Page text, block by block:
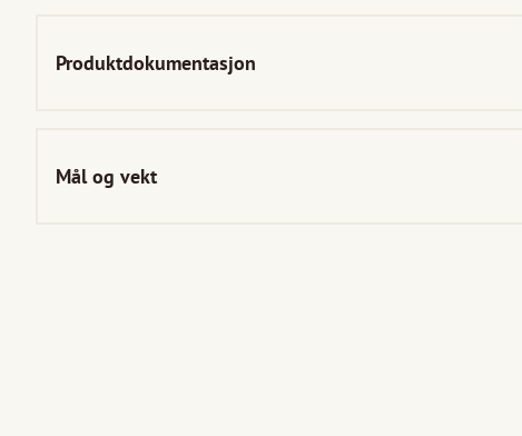
Produktdokumentasjon
Mål og vekt